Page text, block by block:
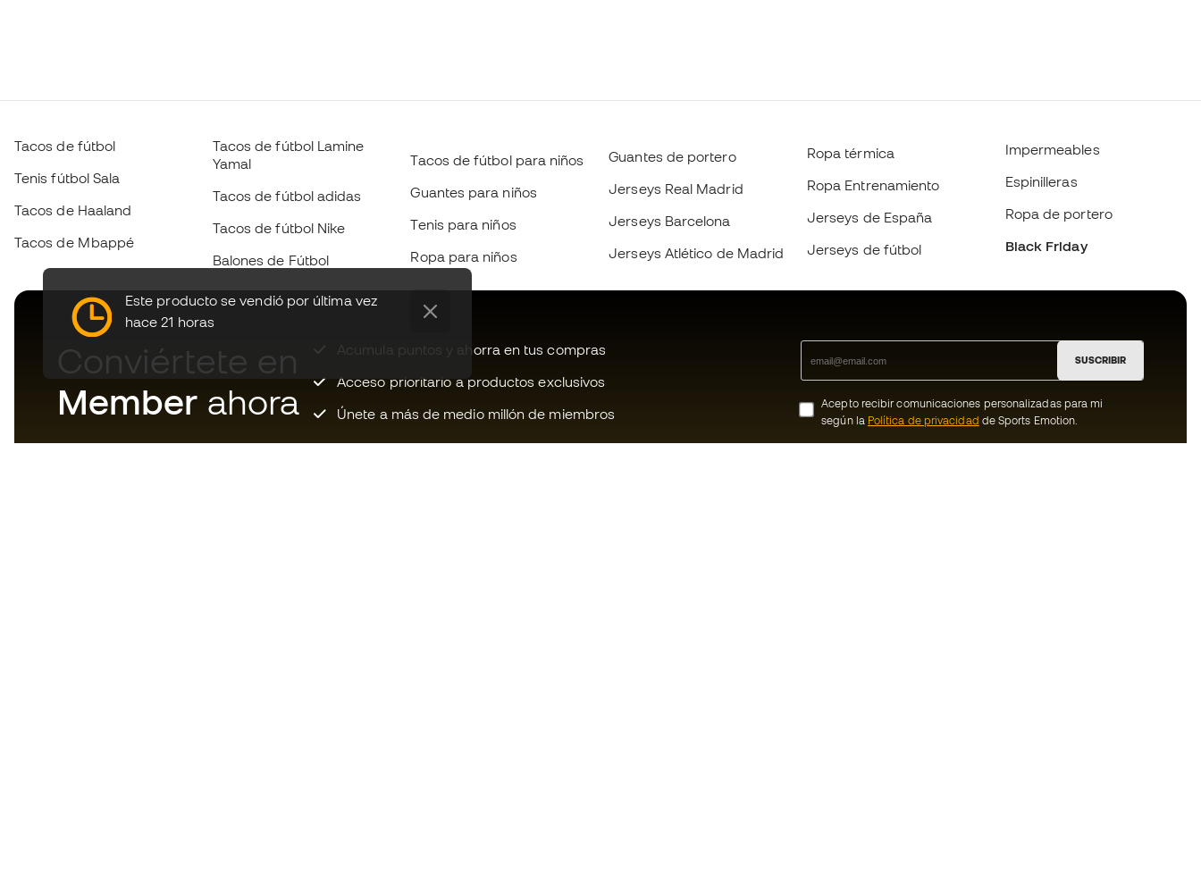
Este producto se vendió por última vez
hace 21 horas
Tacos de fútbol
Tenis fútbol Sala
Tacos de Haaland
Tacos de Mbappé
Tacos de fútbol Lamine
Yamal
Tacos de fútbol adidas
Tacos de fútbol Nike
Balones de Fútbol
Tacos de fútbol para niños
Guantes para niños
Tenis para niños
Ropa para niños
Guantes de portero
Jerseys Real Madrid
Jerseys Barcelona
Jerseys Atlético de Madrid
Ropa térmica
Ropa Entrenamiento
Jerseys de España
Jerseys de fútbol
Impermeables
Espinilleras
Ropa de portero
Black Friday
Conviértete en
Member ahora
Acumula puntos y ahorra en tus compras
Acceso prioritario a productos exclusivos
Únete a más de medio millón de miembros
SUSCRIBIR
Acepto recibir comunicaciones personalizadas para mi
según la Política de privacidad de Sports Emotion.